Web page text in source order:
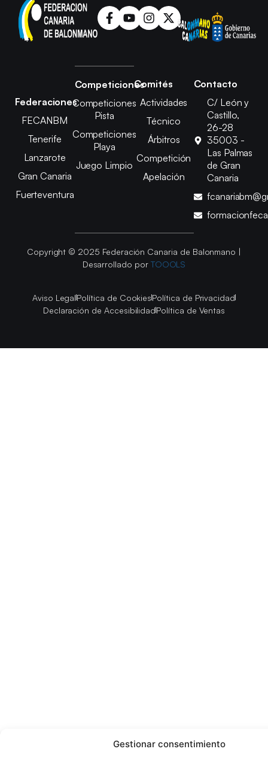
Gestionar consentimiento
Federaciones
FECANBM
Tenerife
Lanzarote
Gran Canaria
Fuerteventura
Competiciones
Competiciones
Pista
Competiciones
Playa
Juego Limpio
Comités
Actividades
Técnico
Árbitros
Competición
Apelación
Contacto
C/ León y
Castillo,
26-28
35003 -
Las Palmas
de Gran
Canaria
Copyright © 2025 Federación Canaria de Balonmano |
Desarrollado por TOOOLS
Aviso LegalPolítica de CookiesPolítica de Privacidad
Declaración de AccesibilidadPolítica de Ventas